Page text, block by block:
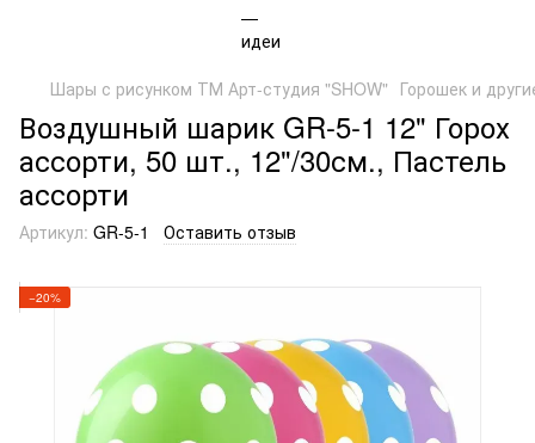
Шары с рисунком ТМ Арт-студия "SHOW" Горошек и
Воздушный шарик GR-5-1 12" Горох
ассорти, 50 шт., 12"/30см., Пастель
ассорти
Артикул: GR-5-1 Оставить отзыв
−20%